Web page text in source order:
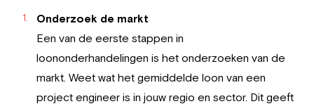
Onderzoek de markt
Een van de eerste stappen in
loononderhandelingen is het onderzoeken van de
markt. Weet wat het gemiddelde loon van een
project engineer is in jouw regio en sector. Dit geeft